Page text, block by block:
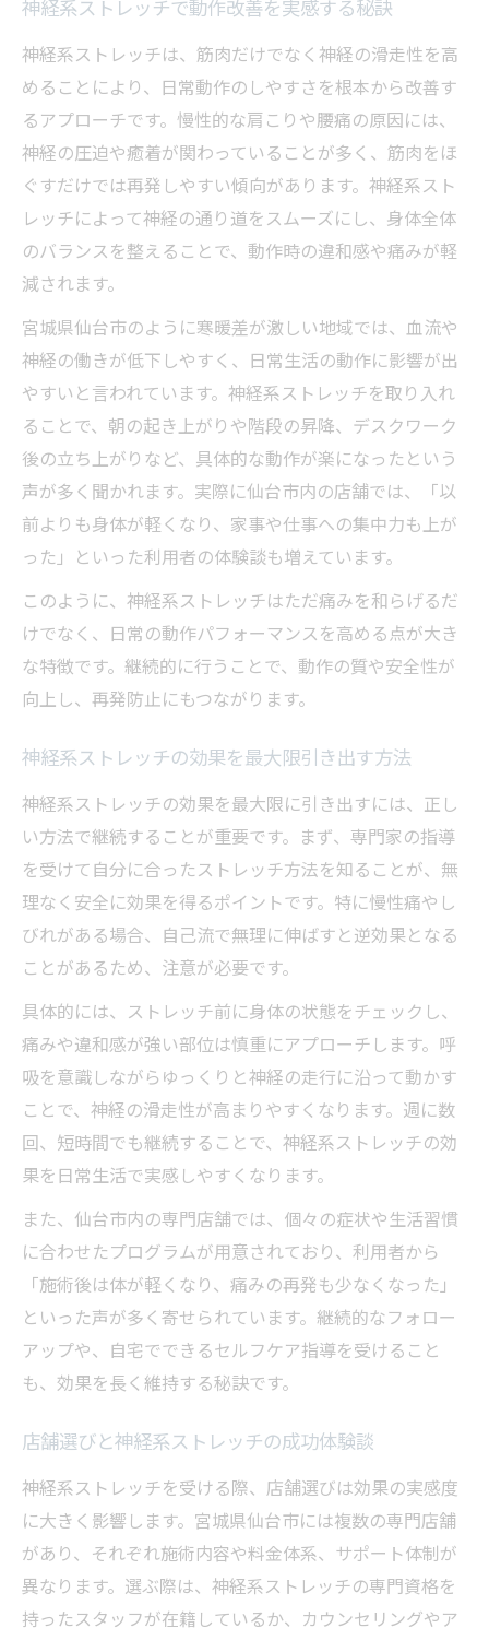
姿勢改善に神経系ストレッチが効果的な理
由
仙台の店舗で体験できる神経系ストレッチ
実例
神経系ストレッチで猫背や反り腰を根本か
ら見直す
SSSストレッチの効果で日常が変わる体感
ストレッチやり方で変わる姿勢改善のポイ
ント
慢性痛を和らげる最新の神経系ストレッチ体験
談
神経系ストレッチ体験で慢性痛が改善する
流れ
腰痛・肩こりに神経系ストレッチが選ばれ
る理由
実際の店舗利用者が語る神経系ストレッチ
の変化
神経系ストレッチの効果と料金に関する疑
効果ないと感じた時の神経系ストレッチ再
検証
SSS理論に基づく神経系ストレッチの実践ポイ
ント
SSS理論と神経系ストレッチの基礎知識
神経系ストレッチの実践ポイントと注意点
仙台で受けられるSSSストレッチの特徴と
は
神経系ストレッチ店舗でのオーダーメイド
施術体験
SSSストレッチの効果を高める日常習慣の
工夫
深層筋と神経連携に着目した新しい不調対策術
深層筋と神経系ストレッチで根本改善を目
指す
神経連携強化がもたらす慢性痛への効果と
は
神経系ストレッチによるインナーマッスル
の変化
姿勢維持に役立つ神経系ストレッチ実践テ
不調対策に最適な神経系ストレッチのやり
方解説
神経系ストレッチで叶える日常動作の快適化術
神経系ストレッチで日常動作が楽になる理
神経系ストレッチで動作改善を実感する秘訣
神経系ストレッチは、筋肉だけでなく神経の滑走性を高
めることにより、日常動作のしやすさを根本から改善す
るアプローチです。慢性的な肩こりや腰痛の原因には、
神経の圧迫や癒着が関わっていることが多く、筋肉をほ
ぐすだけでは再発しやすい傾向があります。神経系スト
レッチによって神経の通り道をスムーズにし、身体全体
のバランスを整えることで、動作時の違和感や痛みが軽
減されます。
宮城県仙台市のように寒暖差が激しい地域では、血流や
神経の働きが低下しやすく、日常生活の動作に影響が出
やすいと言われています。神経系ストレッチを取り入れ
ることで、朝の起き上がりや階段の昇降、デスクワーク
後の立ち上がりなど、具体的な動作が楽になったという
声が多く聞かれます。実際に仙台市内の店舗では、「以
前よりも身体が軽くなり、家事や仕事への集中力も上が
った」といった利用者の体験談も増えています。
このように、神経系ストレッチはただ痛みを和らげるだ
けでなく、日常の動作パフォーマンスを高める点が大き
な特徴です。継続的に行うことで、動作の質や安全性が
向上し、再発防止にもつながります。
神経系ストレッチの効果を最大限引き出す方法
神経系ストレッチの効果を最大限に引き出すには、正し
い方法で継続することが重要です。まず、専門家の指導
を受けて自分に合ったストレッチ方法を知ることが、無
理なく安全に効果を得るポイントです。特に慢性痛やし
びれがある場合、自己流で無理に伸ばすと逆効果となる
ことがあるため、注意が必要です。
具体的には、ストレッチ前に身体の状態をチェックし、
痛みや違和感が強い部位は慎重にアプローチします。呼
吸を意識しながらゆっくりと神経の走行に沿って動かす
ことで、神経の滑走性が高まりやすくなります。週に数
回、短時間でも継続することで、神経系ストレッチの効
果を日常生活で実感しやすくなります。
また、仙台市内の専門店舗では、個々の症状や生活習慣
に合わせたプログラムが用意されており、利用者から
「施術後は体が軽くなり、痛みの再発も少なくなった」
といった声が多く寄せられています。継続的なフォロー
アップや、自宅でできるセルフケア指導を受けること
も、効果を長く維持する秘訣です。
店舗選びと神経系ストレッチの成功体験談
神経系ストレッチを受ける際、店舗選びは効果の実感度
に大きく影響します。宮城県仙台市には複数の専門店舗
があり、それぞれ施術内容や料金体系、サポート体制が
異なります。選ぶ際は、神経系ストレッチの専門資格を
持ったスタッフが在籍しているか、カウンセリングやア